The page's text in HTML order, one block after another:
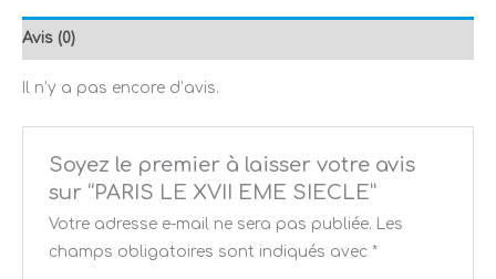
Avis (0)
Il n’y a pas encore d’avis.
Soyez le premier à laisser votre avis
sur “PARIS LE XVII EME SIECLE”
Votre adresse e-mail ne sera pas publiée.
Les
champs obligatoires sont indiqués avec *